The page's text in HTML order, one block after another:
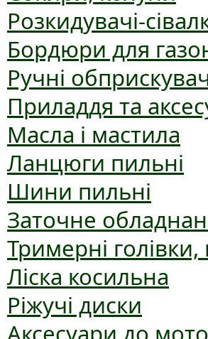
Розкидувачі-
Бордюри для
Ручні
Приладдя та
Масла і мастила
Ланцюги пильні
Шини пильні
Заточне
Тримерні голівки,
Ліска косильна
Ріжучі диски